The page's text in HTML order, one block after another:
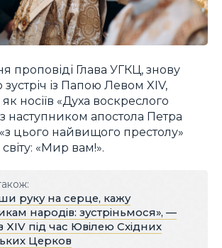
проповіді Глава УГКЦ, знову
із Папою Левом XIV,
як носіїв «Духа воскреслого
наступником апостола Петра
цього найвищого престолу»
«Мир вам!».
руку на серце, кажу
народів: зустріньмося», —
XIV під час Ювілею Східних
Церков